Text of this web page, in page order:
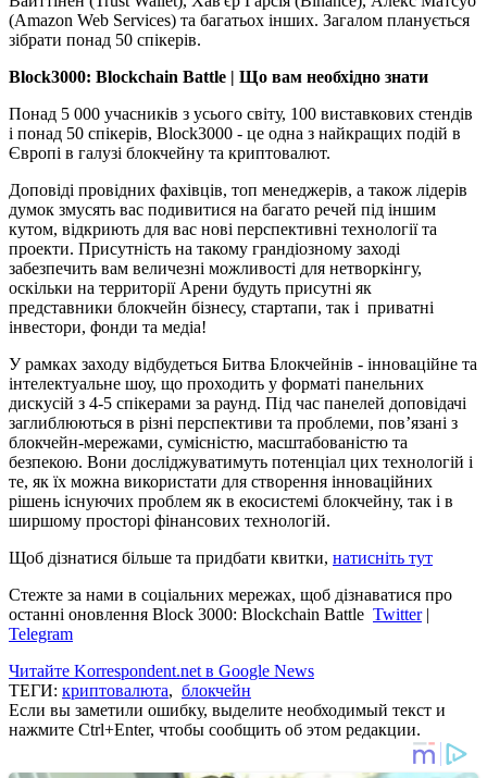
(Amazon Web Services) та багатьох інших. Загалом планується
зібрати понад 50 спікерів.
Block3000: Blockchain Battle | Що вам необхідно знати
Понад 5 000 учасників з усього світу, 100 виставкових стендів
і понад 50 спікерів, Block3000 - це одна з найкращих подій в
Європі в галузі блокчейну та криптовалют.
Доповіді провідних фахівців, топ менеджерів, а також лідерів
думок змусять вас подивитися на багато речей під іншим
кутом, відкриють для вас нові перспективні технології та
проекти. Присутність на такому грандіозному заході
забезпечить вам величезні можливості для нетворкінгу,
оскільки на территорії Арени будуть присутні як
представники блокчейн бізнесу, стартапи, так і приватні
інвестори, фонди та медіа!
У рамках заходу відбудеться Битва Блокчейнів - інноваційне та
інтелектуальне шоу, що проходить у форматі панельних
дискусій з 4-5 спікерами за раунд. Під час панелей доповідачі
заглиблюються в різні перспективи та проблеми, пов’язані з
блокчейн-мережами, сумісністю, масштабованістю та
безпекою. Вони досліджуватимуть потенціал цих технологій і
те, як їх можна використати для створення інноваційних
рішень існуючих проблем як в екосистемі блокчейну, так і в
ширшому просторі фінансових технологій.
Щоб дізнатися більше та придбати квитки, натисніть тут
Стежте за нами в соціальних мережах, щоб дізнаватися про
останні оновлення Block 3000: Blockchain Battle Twitter|
Telegram
Читайте Korrespondent.net в Google News
ТЕГИ: криптовалюта, блокчейн
Если вы заметили ошибку, выделите необходимый текст и
нажмите Ctrl+Enter, чтобы сообщить об этом редакции.